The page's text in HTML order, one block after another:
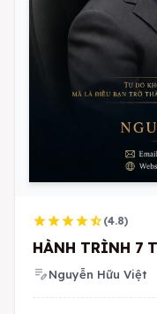
starstarstarstarstar_half(4.8)
HÀNH TRÌNH 7
edit_noteNguyễn Hữu Việt